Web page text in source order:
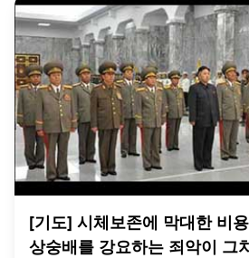
[기도] 시체보존에 막대한 비
상숭배를 강요하는 죄악이 그